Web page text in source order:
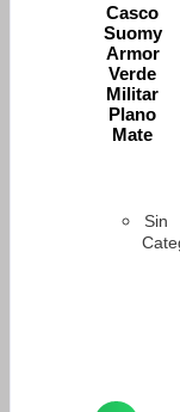
Casco
Suomy
Armor
Verde
Militar
Plano
Mate
Sin